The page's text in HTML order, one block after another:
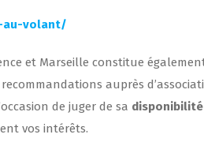
au-volant/
et Marseille constitue
auprès
de juger de sa
vos intérêts.